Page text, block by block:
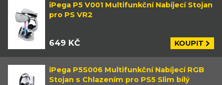
iPega P5 V001 Multifunkční Nabíjecí Stojan
pro PS VR2
649 KČ KOUPIT
iPega P5S006 Multifunkční Nabíjecí RGB
Stojan s Chlazením pro PS5 Slim bílý